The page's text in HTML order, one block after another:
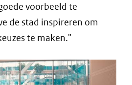
voorbeeld te
de stad inspireren om
te maken."